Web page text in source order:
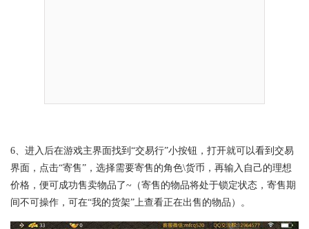
6、进入后在游戏主界面找到“交易行”小按钮，打开就可以看到交易
界面，点击“寄售”，选择需要寄售的角色\货币，再输入自己的理想
价格，便可成功售卖物品了~（寄售的物品将处于锁定状态，寄售期
间不可操作，可在“我的货架”上查看正在出售的物品）。